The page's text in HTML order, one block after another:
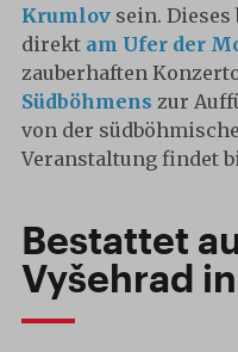
Krumlov sein.
direkt am Ufer der
zauberhaften
Südböhmens zur
von der
Veranstaltung findet
Bestattet
Vyšehrad